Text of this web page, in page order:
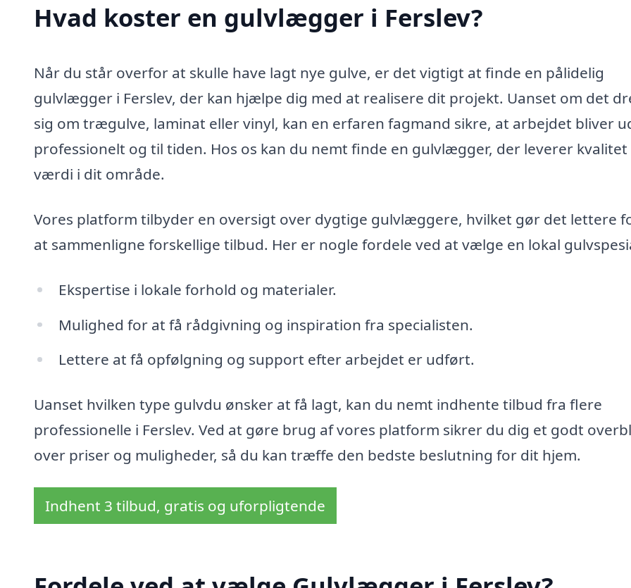
Hvad koster en gulvlægger i Ferslev?
Når du står overfor at skulle have lagt nye gulve, er det vigtigt at finde en pålidelig
gulvlægger i Ferslev, der kan hjælpe dig med at realisere dit projekt. Uanset om det
sig om trægulve, laminat eller vinyl, kan en erfaren fagmand sikre, at arbejdet bliver
professionelt og til tiden. Hos os kan du nemt finde en gulvlægger, der leverer
værdi i dit område.
Vores platform tilbyder en oversigt over dygtige gulvlæggere, hvilket gør det lettere
at sammenligne forskellige tilbud. Her er nogle fordele ved at vælge en lokal
Ekspertise i lokale forhold og materialer.
Mulighed for at få rådgivning og inspiration fra specialisten.
Lettere at få opfølgning og support efter arbejdet er udført.
Uanset hvilken type gulvdu ønsker at få lagt, kan du nemt indhente tilbud fra flere
professionelle i Ferslev. Ved at gøre brug af vores platform sikrer du dig et godt
over priser og muligheder, så du kan træffe den bedste beslutning for dit hjem.
Indhent 3 tilbud, gratis og uforpligtende